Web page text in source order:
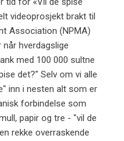
videoprosjekt brakt til
Association (NPMA)
hverdagslige
med 100 000 sultne
det?" Selv om vi alle
inn i nesten alt som er
forbindelse som
papir og tre - "vil de
rekke overraskende